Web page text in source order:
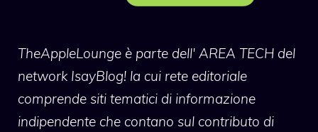
TheAppleLounge è parte dell' AREA TECH del
network IsayBlog! la cui rete editoriale
comprende siti tematici di informazione
indipendente che contano sul contributo di